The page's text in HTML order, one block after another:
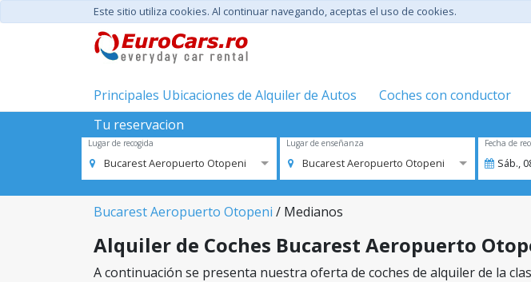
Este sitio utiliza cookies. Al continuar navegando, aceptas el uso de cookies.
Principales Ubicaciones de Alquiler de Autos Coches con conductor
Tu reservacion
Lugar de recogida
Bucarest Aeropuerto Otopeni
Lugar de enseñanza
Bucarest Aeropuerto Otopeni
Fecha de
Sáb.,
Bucarest Aeropuerto Otopeni / Medianos
Alquiler de Coches Bucarest Aeropuerto
A continuación se presenta nuestra oferta de coches de alquiler de la